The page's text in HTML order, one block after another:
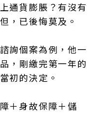
通貨膨脹？有沒有
，已後悔莫及。
詢個案為例，他一
，剛繳完第一年的
初的決定。
＋身故保障＋儲